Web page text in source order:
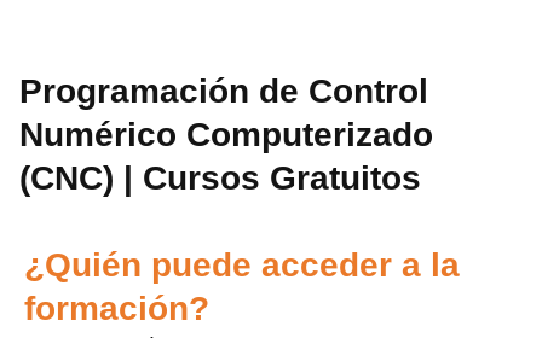
Programación de Control
Numérico Computerizado
(CNC) | Cursos Gratuitos
¿Quién puede acceder a la
formación?